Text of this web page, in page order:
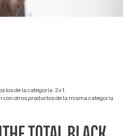
los de la categoría: 2x1.
con otros productos de la misma categoría.